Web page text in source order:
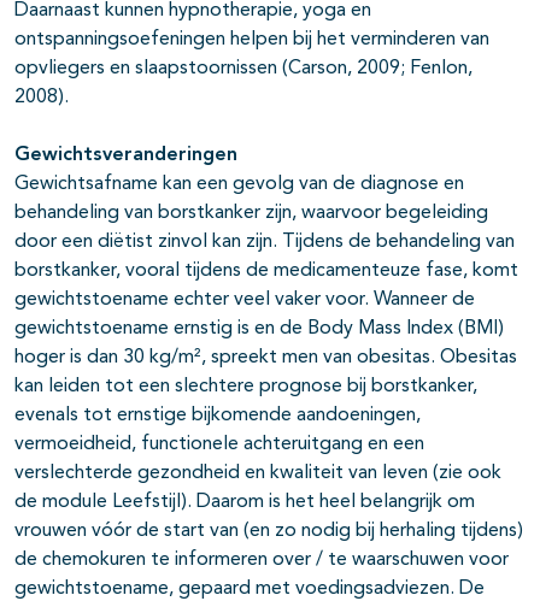
Daarnaast kunnen hypnotherapie, yoga en
ontspanningsoefeningen helpen bij het verminderen van
opvliegers en slaapstoornissen (Carson, 2009; Fenlon,
2008).
Gewichtsveranderingen
Gewichtsafname kan een gevolg van de diagnose en
behandeling van borstkanker zijn, waarvoor begeleiding
door een diëtist zinvol kan zijn. Tijdens de behandeling van
borstkanker, vooral tijdens de medicamenteuze fase, komt
gewichtstoename echter veel vaker voor. Wanneer de
gewichtstoename ernstig is en de Body Mass Index (BMI)
hoger is dan 30 kg/m², spreekt men van obesitas. Obesitas
kan leiden tot een slechtere prognose bij borstkanker,
evenals tot ernstige bijkomende aandoeningen,
vermoeidheid, functionele achteruitgang en een
verslechterde gezondheid en kwaliteit van leven (zie ook
de module Leefstijl). Daarom is het heel belangrijk om
vrouwen vóór de start van (en zo nodig bij herhaling tijdens)
de chemokuren te informeren over / te waarschuwen voor
gewichtstoename, gepaard met voedingsadviezen. De